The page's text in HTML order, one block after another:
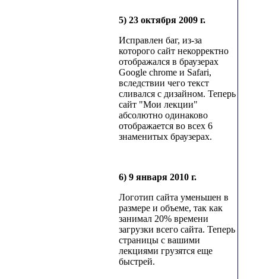
5) 23 октября 2009 г.
Исправлен баг, из-за
которого сайт некорректно
отображался в браузерах
Google chrome и Safari,
вследствии чего текст
сливался с дизайном. Теперь
сайт "Мои лекции"
абсолютно одинаково
отображается во всех 6
знаменитых браузерах.
6) 9 января 2010 г.
Логотип сайта уменьшен в
размере и объеме, так как
занимал 20% времени
загрузки всего сайта. Теперь
страницы с вашими
лекциями грузятся еще
быстрей.